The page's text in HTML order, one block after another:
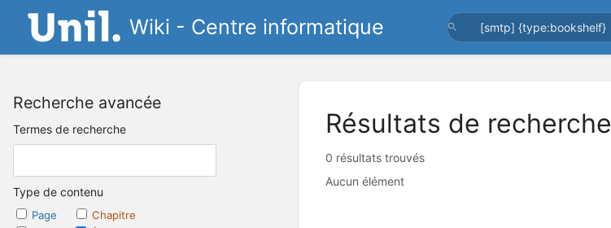
Wiki - Centre informatique
Recherche avancée
Termes de recherche
Type de contenu
Page
Chapitre
Résultats de recherche
0 résultats trouvés
Aucun élément